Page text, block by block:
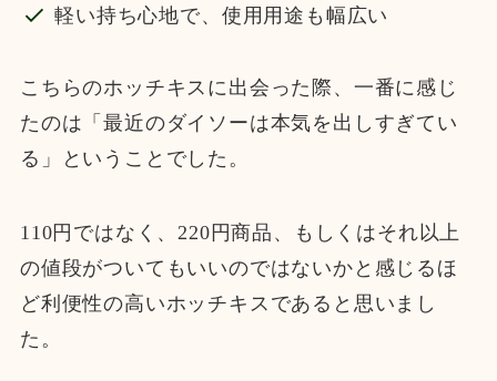
軽い持ち心地で、使用用途も幅広い
こちらのホッチキスに出会った際、一番に感じ
たのは「最近のダイソーは本気を出しすぎてい
る」ということでした。
110円ではなく、220円商品、もしくはそれ以上
の値段がついてもいいのではないかと感じるほ
ど利便性の高いホッチキスであると思いまし
た。